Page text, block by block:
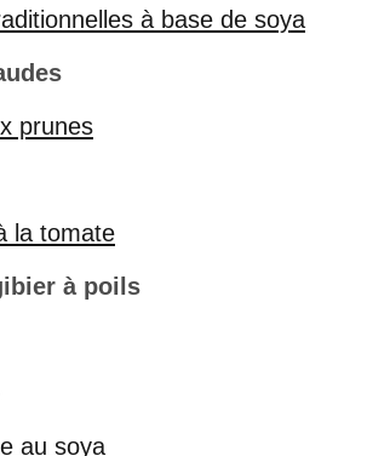
à base de soya
prunes
la tomate
à poils
au soya